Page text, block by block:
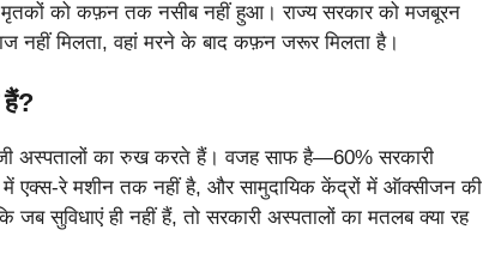
को कफ़न तक नसीब नहीं हुआ। राज्य सरकार को मजबूरन
नहीं मिलता, वहां मरने के बाद कफ़न जरूर मिलता है।
हैं?
अस्पतालों का रुख करते हैं। वजह साफ है—60% सरकारी
में एक्स-रे मशीन तक नहीं है, और सामुदायिक केंद्रों में ऑक्सीजन की
सुविधाएं ही नहीं हैं, तो सरकारी अस्पतालों का मतलब क्या रह